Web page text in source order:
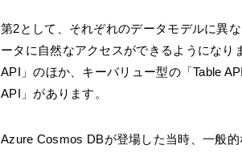
第2として、それぞれのデータモデルに異
ータに自然なアクセスができるようにな
API」のほか、キーバリュー型の「Table
API」があります。
Azure Cosmos DBが登場した当時、一般